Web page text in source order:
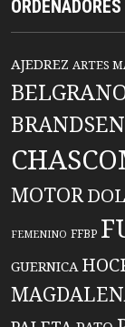
ORDENADORES
AJEDREZ ARTES
BRANDSEN
MOTOR
FEMENINO FFBP
GUERNICA